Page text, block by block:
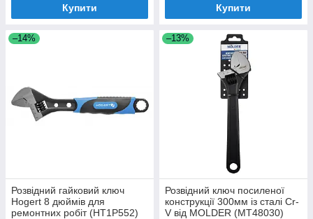
Купити Купити
–14%
Розвідний гайковий ключ
Hogert 8 дюймів для
ремонтних робіт (HT1P552)
–13%
Розвідний ключ посиленої
конструкції 300мм із сталі Cr-
V від MOLDER (MT48030)